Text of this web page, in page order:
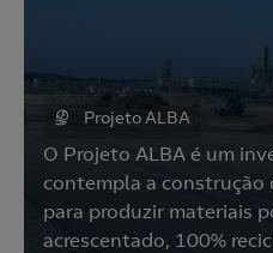
Projeto ALBA
O Projeto ALBA é um
contempla a construção
para produzir materiais
acrescentado, 100%